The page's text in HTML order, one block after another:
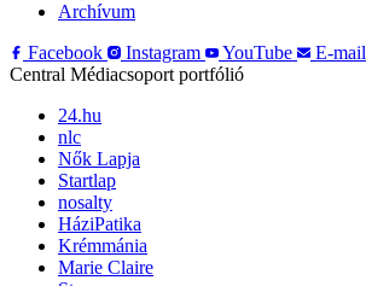
Archívum
Facebook
Instagram YouTube
E-mail
Central Médiacsoport portfólió
24.hu
nlc
Nők Lapja
Startlap
nosalty
HáziPatika
Krémmánia
Marie Claire